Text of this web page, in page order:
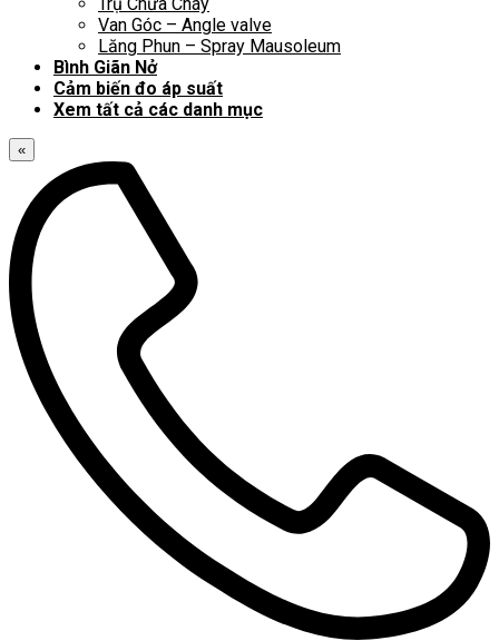
Van Góc – Angle valve
Lăng Phun – Spray Mausoleum
Bình Giãn Nở
Cảm biến đo áp suất
Xem tất cả các danh mục
«